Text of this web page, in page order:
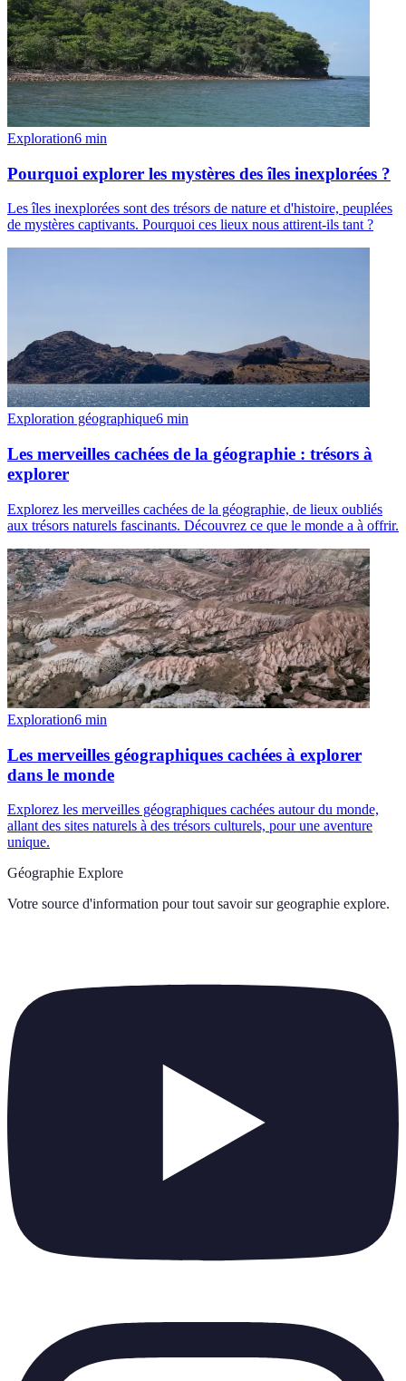
Exploration6 min
Pourquoi explorer les mystères des îles inexplorées ?
Les îles inexplorées sont des trésors de nature et d'histoire, peuplées
de mystères captivants. Pourquoi ces lieux nous attirent-ils tant ?
Exploration géographique6 min
Les merveilles cachées de la géographie : trésors à
explorer
Explorez les merveilles cachées de la géographie, de lieux oubliés
aux trésors naturels fascinants. Découvrez ce que le monde a à offrir.
Exploration6 min
Les merveilles géographiques cachées à explorer
dans le monde
Explorez les merveilles géographiques cachées autour du monde,
allant des sites naturels à des trésors culturels, pour une aventure
unique.
Géographie Explore
Votre source d'information pour tout savoir sur geographie explore.